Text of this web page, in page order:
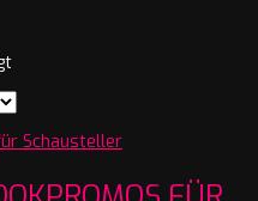
Nach
sortiert